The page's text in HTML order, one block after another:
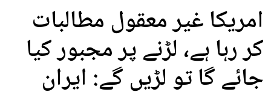
امریکا غیر معقول مطالبات
کر رہا ہے، لڑنے پر مجبور کیا
جائے گا تو لڑیں گے: ایران